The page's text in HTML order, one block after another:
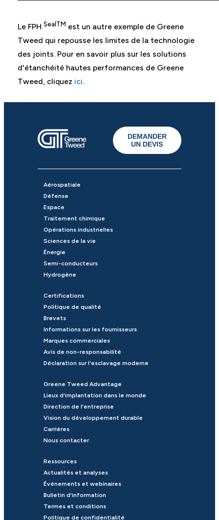
Le FPH SealTM est un autre exemple de Greene
Tweed qui repousse les limites de la technologie
des joints. Pour en savoir plus sur les solutions
d'étanchéité hautes performances de Greene
Tweed, cliquez ici.
DEMANDER
UN DEVIS
Aérospatiale
Défense
Espace
Traitement chimique
Opérations industrielles
Sciences de la vie
Énergie
Semi-conducteurs
Hydrogène
Certifications
Politique de qualité
Brevets
Informations sur les fournisseurs
Marques commerciales
Avis de non-responsabilité
Déclaration sur l'esclavage moderne
Greene Tweed Advantage
Lieux d'implantation dans le monde
Direction de l'entreprise
Vision du développement durable
Carrières
Nous contacter
Ressources
Actualités et analyses
Événements et webinaires
Bulletin d'information
Termes et conditions
Politique de confidentialité